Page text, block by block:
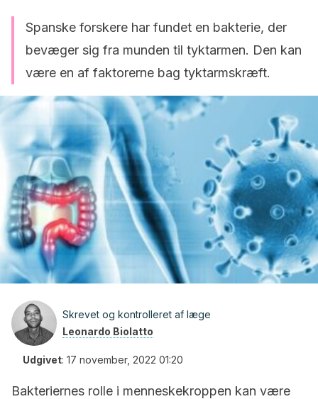
Spanske forskere har fundet en bakterie, der
bevæger sig fra munden til tyktarmen. Den kan
være en af faktorerne bag tyktarmskræft.
Skrevet og kontrolleret af læge
Leonardo Biolatto
Udgivet: 17 november, 2022 01:20
Bakteriernes rolle i menneskekroppen kan være